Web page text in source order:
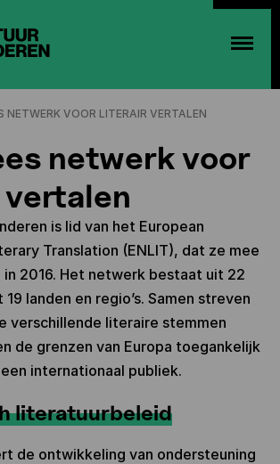
NETWERK VOOR LITERAIR VERTALEN
netwerk voor
is lid van het European
Translation (ENLIT), dat ze mee
2016. Het netwerk bestaat uit 22
landen en regio’s. Samen streven
verschillende literaire stemmen
de grenzen van Europa toegankelijk
internationaal publiek.
literatuurbeleid
de ontwikkeling van ondersteuning